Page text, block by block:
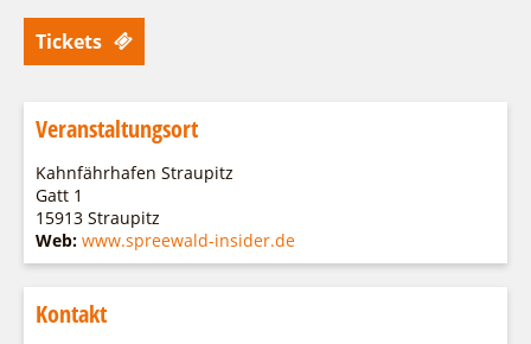
Tickets
Veranstaltungsort
Kahnfährhafen Straupitz
Gatt 1
15913 Straupitz
Web: www.spreewald-insider.de
Kontakt